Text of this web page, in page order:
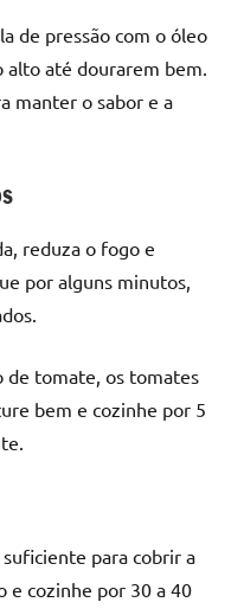
de pressão com o óleo
alto até dourarem bem.
manter o sabor e a
reduza o fogo e
por alguns minutos,
de tomate, os tomates
bem e cozinhe por 5
para cobrir a
e cozinhe por 30 a 40